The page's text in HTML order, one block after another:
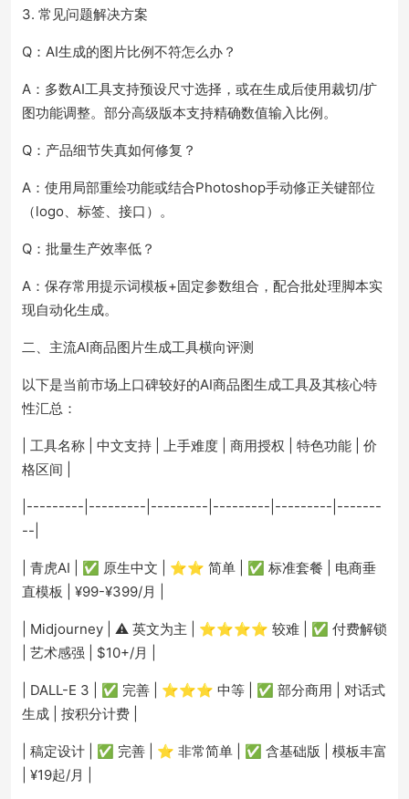
3. 常见问题解决方案
Q：AI生成的图片比例不符怎么办？
A：多数AI工具支持预设尺寸选择，或在生成后使用裁切/扩
图功能调整。部分高级版本支持精确数值输入比例。
Q：产品细节失真如何修复？
A：使用局部重绘功能或结合Photoshop手动修正关键部位
（logo、标签、接口）。
Q：批量生产效率低？
A：保存常用提示词模板+固定参数组合，配合批处理脚本实
现自动化生成。
二、主流AI商品图片生成工具横向评测
以下是当前市场上口碑较好的AI商品图生成工具及其核心特
性汇总：
| 工具名称 | 中文支持 | 上手难度 | 商用授权 | 特色功能 | 价
格区间 |
|---------|---------|---------|---------|---------|-------
--|
| 青虎AI | ✅ 原生中文 | ⭐⭐ 简单 | ✅ 标准套餐 | 电商垂
直模板 | ¥99-¥399/月 |
| Midjourney | ⚠️ 英文为主 | ⭐⭐⭐⭐ 较难 | ✅ 付费解锁
| 艺术感强 | $10+/月 |
| DALL-E 3 | ✅ 完善 | ⭐⭐⭐ 中等 | ✅ 部分商用 | 对话式
生成 | 按积分计费 |
| 稿定设计 | ✅ 完善 | ⭐ 非常简单 | ✅ 含基础版 | 模板丰富
| ¥19起/月 |